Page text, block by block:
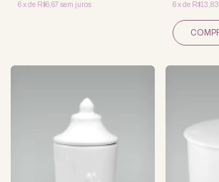
6xde R$6,67sem juros 6 xde R$13,83